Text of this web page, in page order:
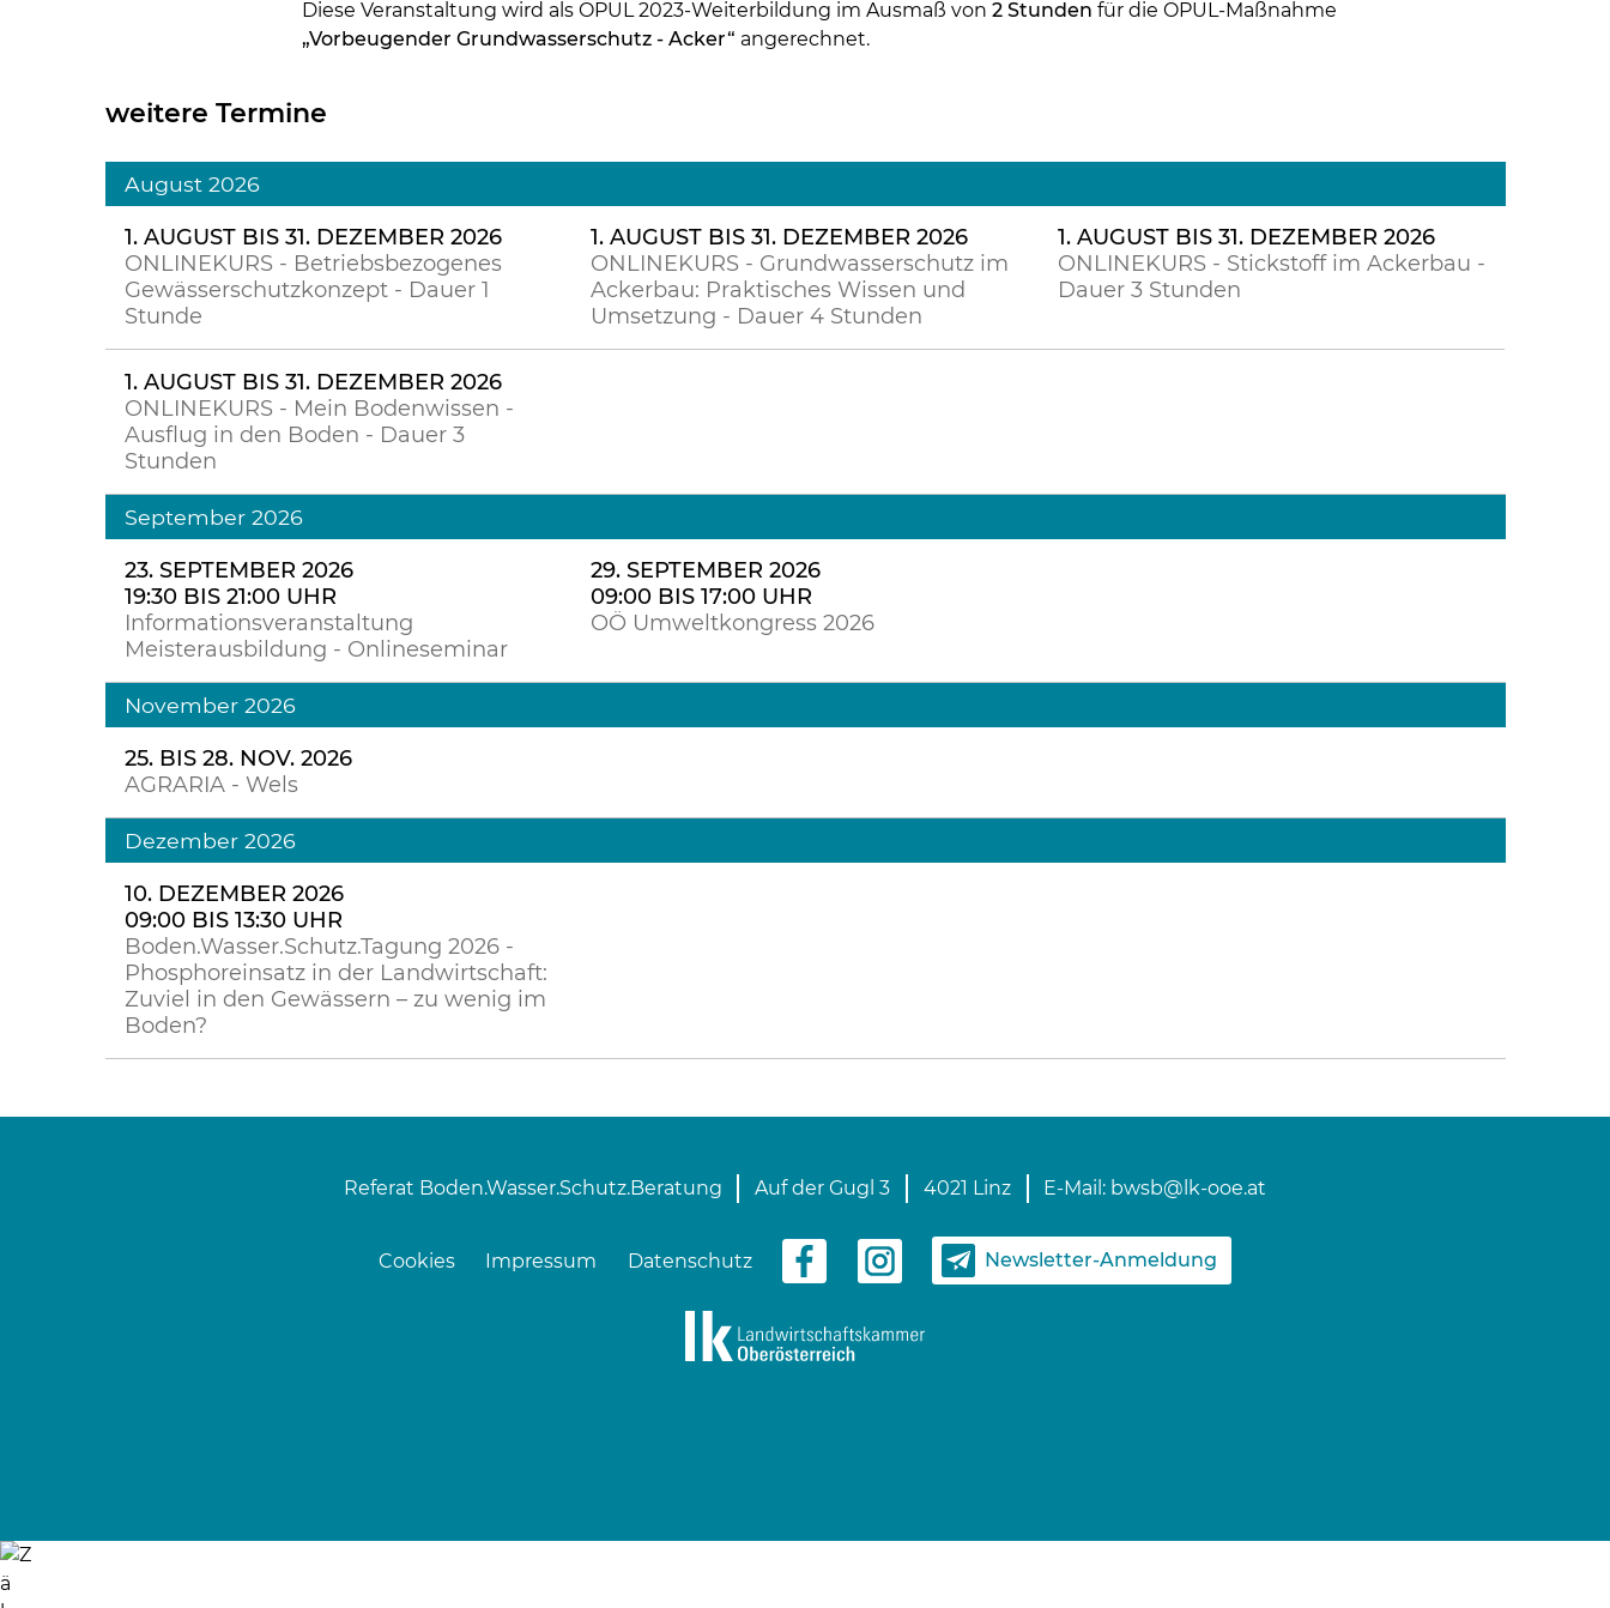
Diese Veranstaltung wird als ÖPUL 2023-Weiterbildung im Ausmaß von2 Stundenfür die ÖPUL-Maßnahme
„Vorbeugender Grundwasserschutz - Acker“ angerechnet.
weitere Termine
August 2026
1. AUGUST BIS 31. DEZEMBER 2026
ONLINEKURS - Betriebsbezogenes
Gewässerschutzkonzept - Dauer 1
Stunde
1. AUGUST BIS 31. DEZEMBER 2026
ONLINEKURS - Grundwasserschutz im
Ackerbau: Praktisches Wissen und
Umsetzung - Dauer 4 Stunden
1. AUGUST BIS 31. DEZEMBER 2026
ONLINEKURS - Stickstoff im Ackerbau -
Dauer 3 Stunden
1. AUGUST BIS 31. DEZEMBER 2026
ONLINEKURS - Mein Bodenwissen -
Ausflug in den Boden - Dauer 3
Stunden
September 2026
23. SEPTEMBER 2026
19:30 BIS 21:00 UHR
Informationsveranstaltung
Meisterausbildung - Onlineseminar
29. SEPTEMBER 2026
09:00 BIS 17:00 UHR
OÖ Umweltkongress 2026
November 2026
25. BIS 28. NOV. 2026
AGRARIA - Wels
Dezember 2026
10. DEZEMBER 2026
09:00 BIS 13:30 UHR
Boden.Wasser.Schutz.Tagung 2026 -
Phosphoreinsatz in der Landwirtschaft:
Zuviel in den Gewässern – zu wenig im
Boden?
Referat Boden.Wasser.Schutz.Beratung Auf der Gugl 3 4021 Linz E-Mail: bwsb@lk-ooe.at
Cookies Impressum Datenschutz Newsletter-Anmeldung